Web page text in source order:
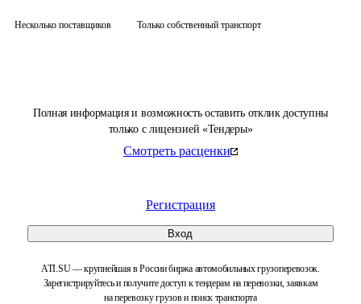
Полная информация и возможность оставить отклик доступны
только с лицензией «Тендеры»
Смотреть расценки
Регистрация
Вход
ATI.SU — крупнейшая в России биржа автомобильных грузоперевозок.
Зарегистрируйтесь и получите доступ к тендерам на перевозки, заявкам
на перевозку грузов и поиск транспорта
Несколько поставщиков Только собственный транспорт